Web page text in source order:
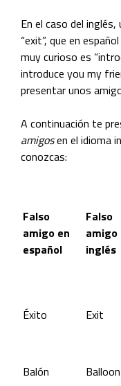
En el caso del
“exit”, que en
muy curioso es
introduce you my
presentar unos
A continuación te
amigosen el idioma
conozcas:
Falso
amigo en
español
Falso
amigo
Éxito Exit
Balón Balloon